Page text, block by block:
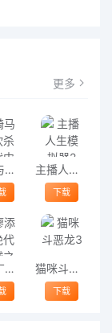
更多
骑马与砍杀二战中国战场 主播人生模拟器2
下载
廖添丁绝代凶贼之末日 猫咪斗恶龙3
下载